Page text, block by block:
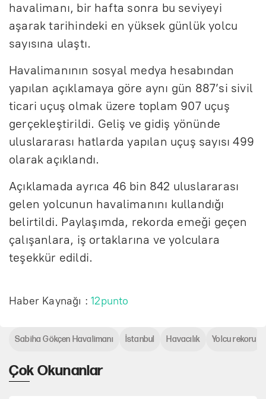
havalimanı, bir hafta sonra bu seviyeyi
aşarak tarihindeki en yüksek günlük yolcu
sayısına ulaştı.
Havalimanının sosyal medya hesabından
yapılan açıklamaya göre aynı gün 887’si sivil
ticari uçuş olmak üzere toplam 907 uçuş
gerçekleştirildi. Geliş ve gidiş yönünde
uluslararası hatlarda yapılan uçuş sayısı 499
olarak açıklandı.
Açıklamada ayrıca 46 bin 842 uluslararası
gelen yolcunun havalimanını kullandığı
belirtildi. Paylaşımda, rekorda emeği geçen
çalışanlara, iş ortaklarına ve yolculara
teşekkür edildi.
Haber Kaynağı :12punto
Çok Okunanlar
Sabiha Gökçen Havalimanı İstanbul Havacılık Yolcu rekoru